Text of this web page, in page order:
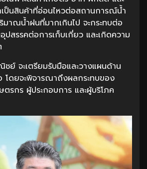
ป็นสินค้าที่อ่อนไหวต่อสถานการณ์น้ำ
าณน้ำฝนที่มากเกินไป จะกระทบต่อ
ปสรรคต่อการเก็บเกี่ยว และเกิดความ
ย์ จะเตรียมรับมือและวางแผนด้าน
โดยจะพิจารณาถึงผลกระทบของ
รกร ผู้ประกอบการ และผู้บริโภค